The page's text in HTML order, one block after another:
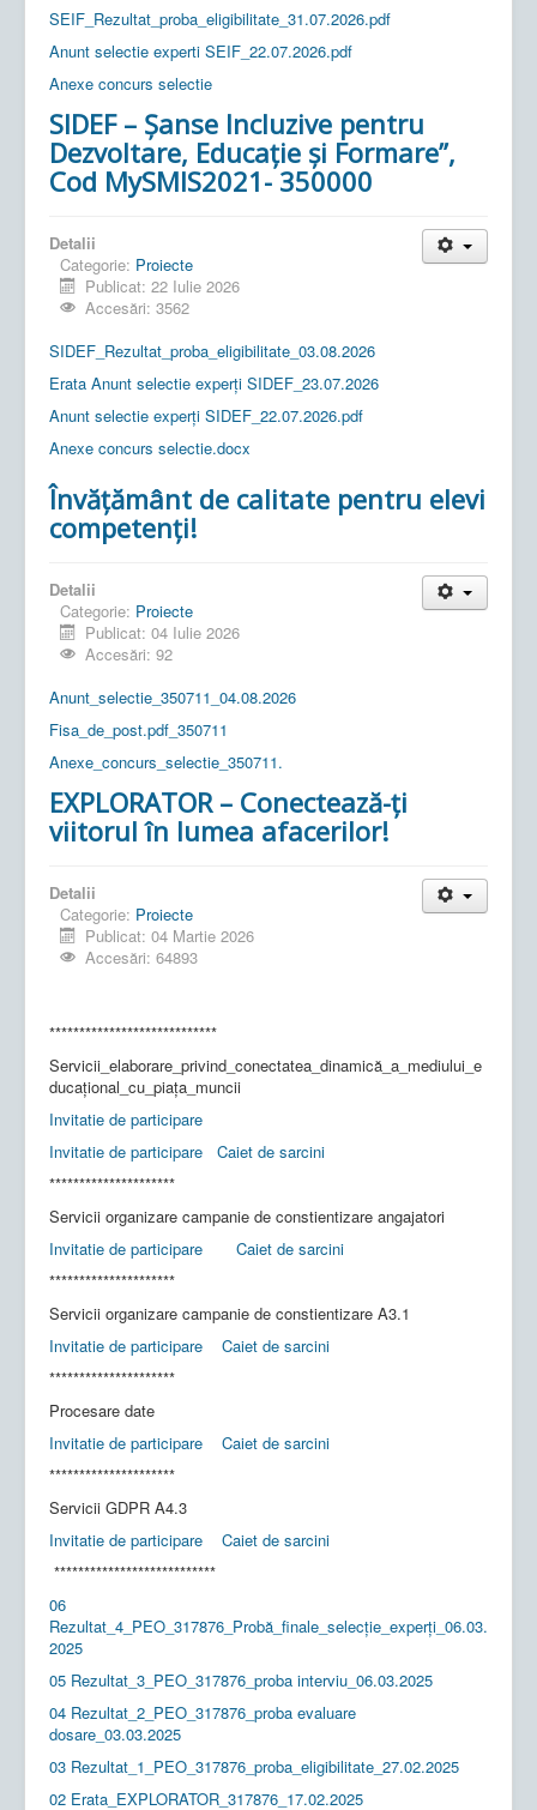
SEIF_Rezultat_proba_eligibilitate_31.07.2026.pdf
Anunt selectie experti SEIF_22.07.2026.pdf
Anexe concurs selectie
SIDEF – Șanse Incluzive pentru
Dezvoltare, Educație și Formare”,
Cod MySMIS2021- 350000
Detalii
Categorie: Proiecte
Publicat: 22 Iulie 2026
Accesări: 3562
SIDEF_Rezultat_proba_eligibilitate_03.08.2026
Erata Anunt selectie experți SIDEF_23.07.2026
Anunt selectie experți SIDEF_22.07.2026.pdf
Anexe concurs selectie.docx
Învățământ de calitate pentru elevi
competenți!
Detalii
Categorie: Proiecte
Publicat: 04 Iulie 2026
Accesări: 92
Anunt_selectie_350711_04.08.2026
Fisa_de_post.pdf_350711
Anexe_concurs_selectie_350711.
EXPLORATOR – Conectează-ți
viitorul în lumea afacerilor!
Detalii
Categorie: Proiecte
Publicat: 04 Martie 2026
Accesări: 64893
****************************
Servicii_elaborare_privind_conectatea_dinamică_a_mediului_e
ducațional_cu_piața_muncii
Invitatie de participare
Invitatie de participare
Caiet de sarcini
*********************
Servicii organizare campanie de constientizare angajatori
Invitatie de participare
Caiet de sarcini
*********************
Servicii organizare campanie de constientizare A3.1
Invitatie de participare
Caiet de sarcini
*********************
Procesare date
Invitatie de participare
Caiet de sarcini
*********************
Servicii GDPR A4.3
Invitatie de participare
Caiet de sarcini
***************************
06
Rezultat_4_PEO_317876_Probă_finale_selecție_experți_06.03.
2025
05 Rezultat_3_PEO_317876_proba interviu_06.03.2025
04 Rezultat_2_PEO_317876_proba evaluare
dosare_03.03.2025
03 Rezultat_1_PEO_317876_proba_eligibilitate_27.02.2025
02 Erata_EXPLORATOR_317876_17.02.2025